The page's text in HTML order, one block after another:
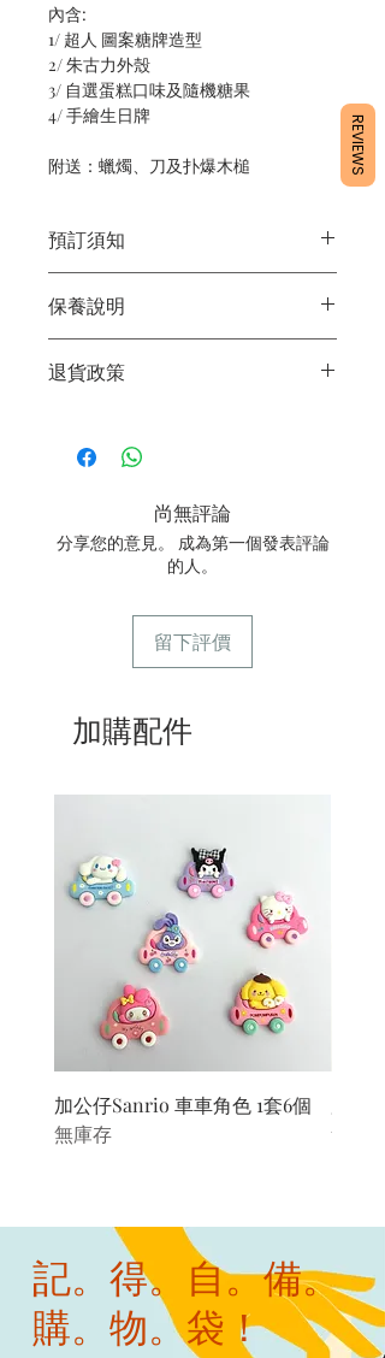
內含:
1/ 超人 圖案糖牌造型
2/ 朱古力外殼
3/ 自選蛋糕口味及隨機糖果
4/ 手繪生日牌
附送：蠟燭、刀及扑爆木槌
預訂須知
定日期取貨請提早10 - 14天前落單🤗
2/ 下單後24小時內會有專人電郵確認訂
單
3/ 取貨時需要出示確認訊息 或 訂單編
店】
6/ 送貨訂單：本店只提供營業時間內送
貨。運費請參考
常見問題。
7/ 營業時間：請參考本網站
保養說明
2/ 運送時避免大力搖晃
退貨政策
作，不設退換。
尚無評論
分享您的意見。 成為第一個發表評論
的人。
留下評價
加購配件
加公仔Sanrio 車車角色 1套6個
無庫存
無庫存
記。得。自。備。
購。物。袋！
REVIEWS